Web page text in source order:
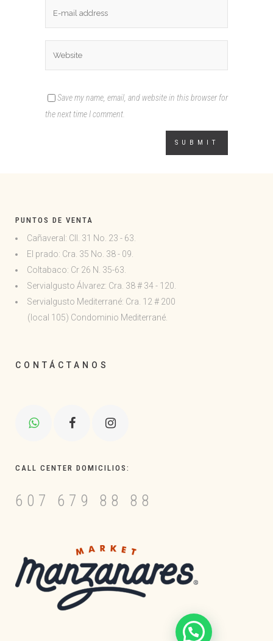
Save my name, email, and website in this browser for
the next time I comment.
PUNTOS DE VENTA
Cañaveral: Cll. 31 No. 23 - 63.
El prado: Cra. 35 No. 38 - 09.
Coltabaco: Cr 26 N. 35-63.
Servialgusto Álvarez: Cra. 38 # 34 - 120.
Servialgusto Mediterrané: Cra. 12 # 200
(local 105) Condominio Mediterrané.
CONTÁCTANOS
CALL CENTER DOMICILIOS:
607 679 88 88